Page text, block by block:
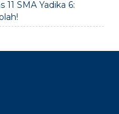
SMA Yadika 6: